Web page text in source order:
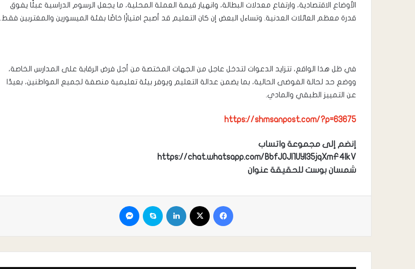
الأوضاع الاقتصادية، وارتفاع معدلات البطالة، وانهيار قيمة العملة المحلية، ما يجعل الرسوم الدراسية عبئًا يفوق
قدرة معظم العائلات العدنية. وتساءل البعض إن كان التعليم قد أصبح امتيازًا خاصًا بفئة الميسورين والمغتربين فقط.
في ظل هذا الواقع، تتزايد الدعوات لتدخل عاجل من الجهات المختصة من أجل فرض الرقابة على المدارس الخاصة،
ووضع حد لحالة الفوضى الحالية، بما يضمن عدالة التعليم ويوفر بيئة تعليمية منصفة لجميع المواطنين، بعيدًا
عن التمييز الطبقي والمادي.
https://shmsanpost.com/?p=63675
إنضم إلى مجموعة واتساب
https://chat.whatsapp.com/BbfJOJl1UYl35jqXmF4IkV
شمسان بوست للحقيقة عنوان